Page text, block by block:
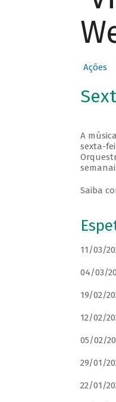
Ações
A
sexta-
Saiba
11/03/
04/03/
19/02/
12/02/
05/02/
29/01/
22/01/